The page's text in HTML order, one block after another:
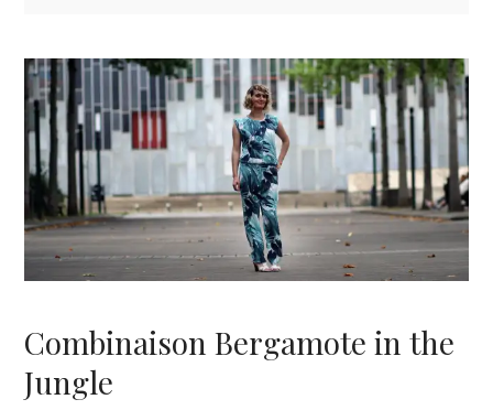
Combinaison Bergamote in the
Jungle